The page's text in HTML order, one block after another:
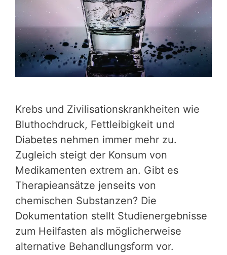
Krebs und Zivilisationskrankheiten wie
Bluthochdruck, Fettleibigkeit und
Diabetes nehmen immer mehr zu.
Zugleich steigt der Konsum von
Medikamenten extrem an. Gibt es
Therapieansätze jenseits von
chemischen Substanzen? Die
Dokumentation stellt Studienergebnisse
zum Heilfasten als möglicherweise
alternative Behandlungsform vor.